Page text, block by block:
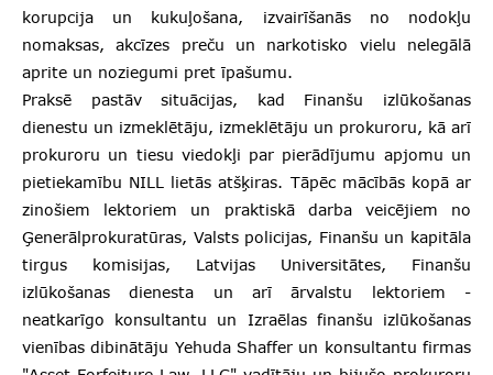
korupcija un kukuļošana, izvairīšanās no nodokļu
nomaksas, akcīzes preču un narkotisko vielu nelegālā
aprite un noziegumi pret īpašumu.
Praksē pastāv situācijas, kad Finanšu izlūkošanas
dienestu un izmeklētāju, izmeklētāju un prokuroru, kā arī
prokuroru un tiesu viedokļi par pierādījumu apjomu un
pietiekamību NILL lietās atšķiras. Tāpēc mācībās kopā ar
zinošiem lektoriem un praktiskā darba veicējiem no
Ģenerālprokuratūras, Valsts policijas, Finanšu un kapitāla
tirgus komisijas, Latvijas Universitātes, Finanšu
izlūkošanas dienesta un arī ārvalstu lektoriem -
neatkarīgo konsultantu un Izraēlas finanšu izlūkošanas
vienības dibinātāju Yehuda Shaffer un konsultantu firmas